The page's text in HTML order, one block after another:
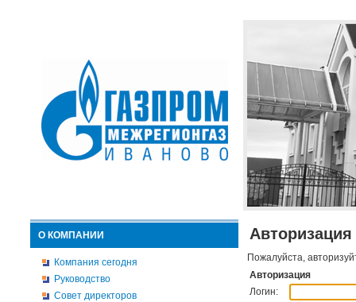
О КОМПАНИИ
Компания сегодня
Руководство
Совет директоров
Авторизация
Пожалуйста,
Авторизация
Логин: